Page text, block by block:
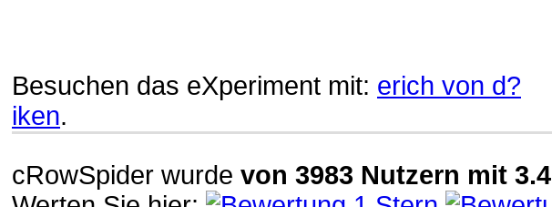
Besuchen das eXperiment mit: erich von d?
iken.
cRowSpider wurde von 3983 Nutzern mit 3.4